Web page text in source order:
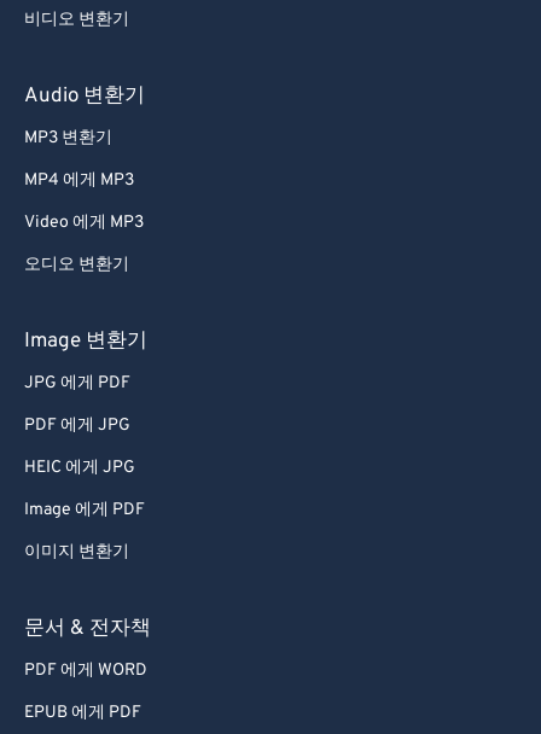
비디오 변환기
Audio 변환기
MP3 변환기
MP4 에게 MP3
Video 에게 MP3
오디오 변환기
Image 변환기
JPG 에게 PDF
PDF 에게 JPG
HEIC 에게 JPG
Image 에게 PDF
이미지 변환기
문서 & 전자책
PDF 에게 WORD
EPUB 에게 PDF